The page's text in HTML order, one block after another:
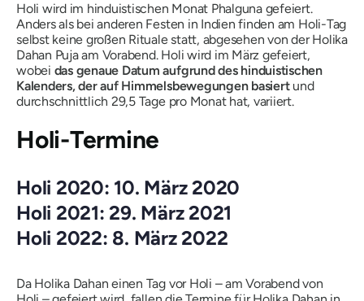
Holi wird im hinduistischen Monat Phalguna gefeiert.
Anders als bei anderen Festen in Indien finden am Holi-Tag
selbst keine großen Rituale statt, abgesehen von der Holika
Dahan Puja am Vorabend. Holi wird im März gefeiert,
wobei das genaue Datum aufgrund des hinduistischen
Kalenders, der auf Himmelsbewegungen basiertund
durchschnittlich 29,5 Tage pro Monat hat, variiert.
Holi-Termine
Holi 2020: 10. März 2020
Holi 2021: 29. März 2021
Holi 2022: 8. März 2022
Da Holika Dahan einen Tag vor Holi – am Vorabend von